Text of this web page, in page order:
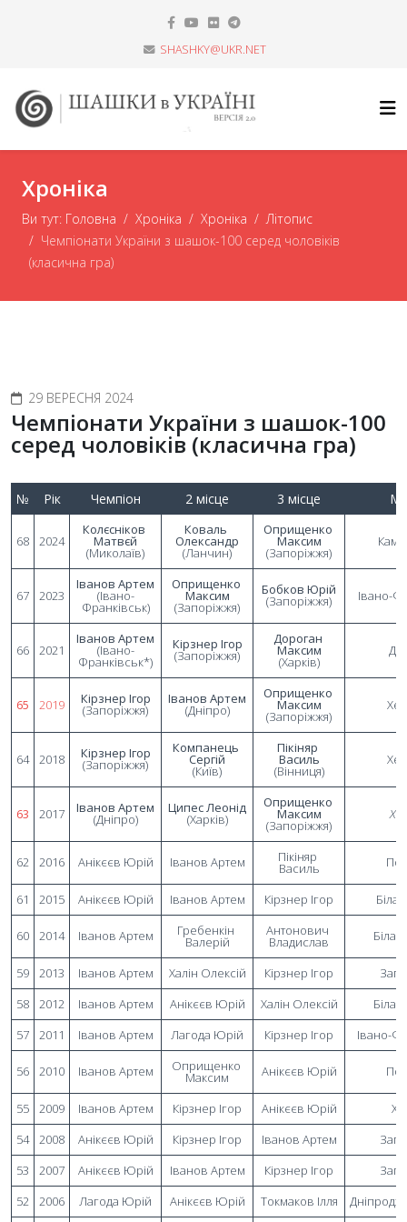
SHASHKY@UKR.NET
Хроніка
Ви тут: Головна Хроніка Хроніка
Літопис
Чемпіонати України з шашок-100 серед чоловіків
(класична гра)
29 ВЕРЕСНЯ 2024
Чемпіонати України з шашок-100
серед чоловіків (класична гра)
№ Рік Чемпіон 2 місце 3 місце
68 2024
Колєсніков
Матвєй
(Миколаїв)
Коваль
Олександр
(Ланчин)
Оприщенко
Максим
(Запоріжжя)
67 2023
Іванов Артем
(Івано-
Франківськ)
Оприщенко
Максим
(Запоріжжя)
Бобков Юрій
(Запоріжжя) Івано-
66 2021
Іванов Артем
(Івано-
Франківськ*)
Кірзнер Ігор
(Запоріжжя)
Дороган
Максим
(Харків)
65 2019 Кірзнер Ігор
(Запоріжжя)
Іванов Артем
(Дніпро)
Оприщенко
Максим
(Запоріжжя)
64 2018 Кірзнер Ігор
(Запоріжжя)
Компанець
Сергій
(Київ)
Пікіняр
Василь
(Вінниця)
63 2017 Іванов Артем
(Дніпро)
Ципес Леонід
(Харків)
Оприщенко
Максим
(Запоріжжя)
62 2016 Анікєєв Юрій Іванов Артем Пікіняр
Василь
61 2015 Анікєєв Юрій Іванов Артем Кірзнер Ігор Біла
60 2014 Іванов Артем Гребенкін
Валерій
Антонович
Владислав Біла
59 2013 Іванов Артем Халін Олексій Кірзнер Ігор
58
2012 Іванов Артем Анікєєв Юрій Халін Олексій
Біла
57
2011 Іванов Артем Лагода Юрій Кірзнер Ігор Івано-
56 2010 Іванов Артем Оприщенко
Максим Анікєєв Юрій
55 2009 Іванов Артем Кірзнер Ігор Анікєєв Юрій
54
2008 Анікєєв Юрій Кірзнер Ігор Іванов Артем
53
2007 Анікєєв Юрій Іванов Артем Кірзнер Ігор
52
2006 Лагода Юрій Анікєєв Юрій Токмаков Ілля